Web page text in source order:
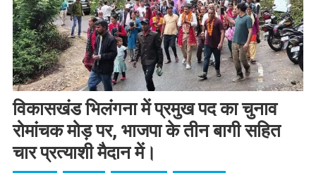
विकासखंड भिलंगना में प्रमुख पद का चुनाव
रोमांचक मोड़ पर, भाजपा के तीन बागी सहित
चार प्रत्याशी मैदान में।